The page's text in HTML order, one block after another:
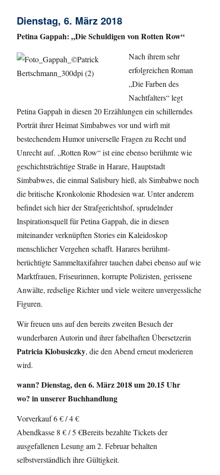
Dienstag, 6. März 2018
Petina Gappah: „Die Schuldigen von Rotten Row“
Nach ihrem sehr
erfolgreichen Roman
„Die Farben des
Nachtfalters“ legt
Petina Gappah in diesen 20 Erzählungen ein schillerndes
Porträt ihrer Heimat Simbabwes vor und wirft mit
bestechendem Humor universelle Fragen zu Recht und
Unrecht auf. „Rotten Row“ ist eine ebenso berühmte wie
geschichtsträchtige Straße in Harare, Hauptstadt
Simbabwes, die einmal Salisbury hieß, als Simbabwe noch
die britische Kronkolonie Rhodesien war. Unter anderem
befindet sich hier der Strafgerichtshof, sprudelnder
Inspirationsquell für Petina Gappah, die in diesen
miteinander verknüpften Stories ein Kaleidoskop
menschlicher Vergehen schafft. Harares berühmt-
berüchtigte Sammeltaxifahrer tauchen dabei ebenso auf wie
Marktfrauen, Friseurinnen, korrupte Polizisten, gerissene
Anwälte, redselige Richter und viele weitere unvergessliche
Figuren.
Wir freuen uns auf den bereits zweiten Besuch der
wunderbaren Autorin und ihrer fabelhaften Übersetzerin
Patricia Klobusiczky, die den Abend erneut moderieren
wird.
wann? Dienstag, den 6. März 2018 um 20.15 Uhr
wo? in unserer Buchhandlung
Vorverkauf 6 € / 4 €
Abendkasse 8 € / 5 €Bereits bezahlte Tickets der
ausgefallenen Lesung am 2. Februar behalten
selbstverständlich ihre Gültigkeit.